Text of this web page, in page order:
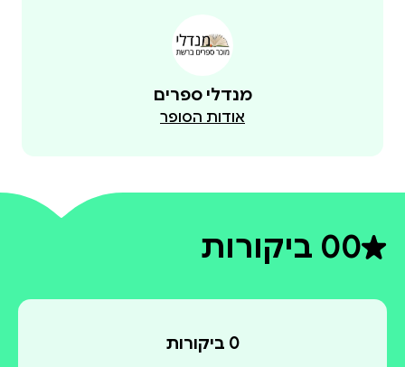
מנדלי ספרים
אודות הסופר
0דירוג ממוצע 0 מתוך 5
0 ביקורות
0 ביקורות